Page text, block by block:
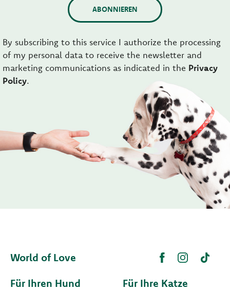
ABONNIEREN
By subscribing to this service I authorize the processing
of my personal data to receive the newsletter and
marketing communications as indicated in the Privacy
Policy.
World of Love
Für Ihren Hund
Für Ihre Katze